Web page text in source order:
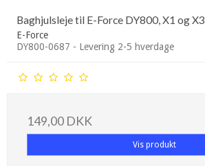
Baghjulsleje til E-Force DY800, X1 og X3
E-Force
DY800-0687 - Levering 2-5 hverdage
149,00 DKK
Vis produkt